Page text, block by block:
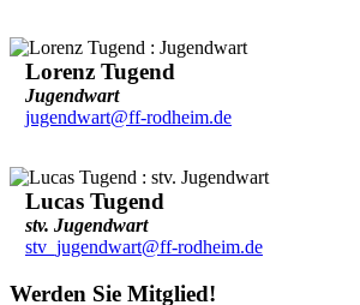
Lorenz Tugend
Jugendwart
jugendwart@ff-rodheim.de
Lucas Tugend
stv. Jugendwart
stv_jugendwart@ff-rodheim.de
Werden Sie Mitglied!